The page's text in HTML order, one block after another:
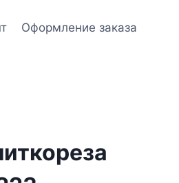
Оформление заказа